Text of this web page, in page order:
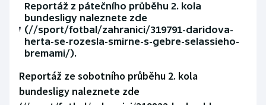
Rychlobruslení
Rychlostní kanoistika
Short track
Reportáž z pátečního průběhu 2. kola
bundesligy naleznete zde
(//sport/fotbal/zahranici/319791-daridova-
herta-se-rozesla-smirne-s-gebre-selassieho-
bremami/).
Reportáž ze sobotního průběhu 2. kola
bundesligy naleznete zde